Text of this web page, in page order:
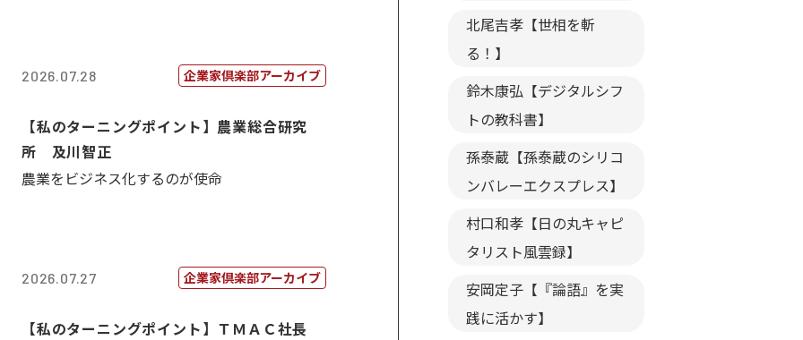
2026.07.28 企業家倶楽部アーカイブ
【私のターニングポイント】農業総合研究
所 及川智正
農業をビジネス化するのが使命
2026.07.27 企業家倶楽部アーカイブ
【私のターニングポイント】ＴＭＡＣ社長
北尾吉孝【世相を斬
る！】
鈴木康弘【デジタルシフ
トの教科書】
孫泰蔵【孫泰蔵のシリコ
ンバレーエクスプレス】
村口和孝【日の丸キャピ
タリスト風雲録】
安岡定子【『論語』を実
践に活かす】